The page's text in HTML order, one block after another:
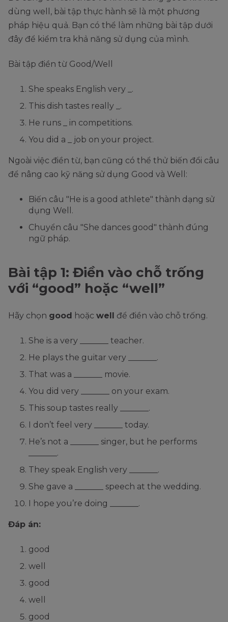
dùng well, bài tập thực hành sẽ là một phương
pháp hiệu quả. Bạn có thể làm những bài tập dưới
đây để kiểm tra khả năng sử dụng của mình.
Bài tập điền từ Good/Well
She speaks English very _.
This dish tastes really _.
He runs _ in competitions.
You did a _ job on your project.
Ngoài việc điền từ, bạn cũng có thể thử biến đổi câu
để nâng cao kỹ năng sử dụng Good và Well:
Biến câu "He is a good athlete" thành dạng sử
dụng Well.
Chuyển câu "She dances good" thành đúng
ngữ pháp.
Bài tập 1: Điền vào chỗ trống
với “good” hoặc “well”
Hãy chọn good hoặc well để điền vào chỗ trống.
She is a very _______ teacher.
He plays the guitar very _______.
That was a _______ movie.
You did very _______ on your exam.
This soup tastes really _______.
I don’t feel very _______ today.
He’s not a _______ singer, but he performs
_______.
They speak English very _______.
She gave a _______ speech at the wedding.
I hope you’re doing _______.
Đáp án:
good
well
good
well
good